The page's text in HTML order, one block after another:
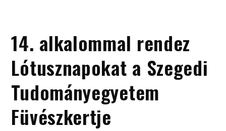
14. alkalommal rendez
Lótusznapokat a Szegedi
Tudományegyetem
Füvészkertje